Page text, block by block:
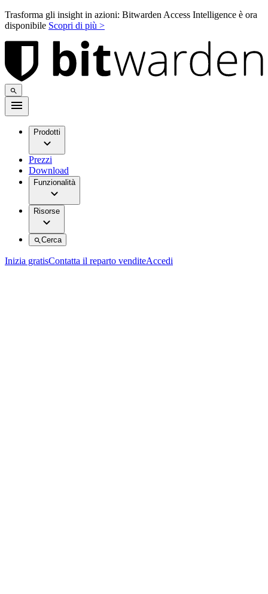
Trasforma gli insight in azioni: Bitwarden Access Intelligence è ora
disponibile Scopri di più >
Prodotti
Prezzi
Download
Funzionalità
Risorse
Cerca
Inizia gratisContatta il reparto venditeAccedi